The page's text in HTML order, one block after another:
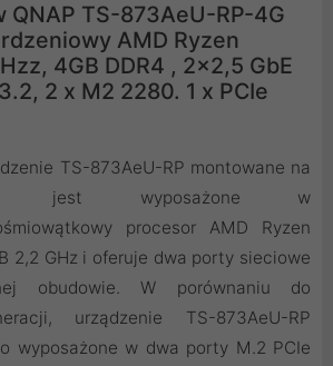
QNAP TS-873AeU-RP-4G
AMD Ryzen
4GB DDR4 , 2x2,5 GbE
2 x M2 2280. 1 x PCIe
TS-873AeU-RP montowane na
jest wyposażone w
procesor AMD Ryzen
2,2 GHz i oferuje dwa porty sieciowe
obudowie. W porównaniu do
urządzenie TS-873AeU-RP
wyposażone w dwa porty M.2 PCIe